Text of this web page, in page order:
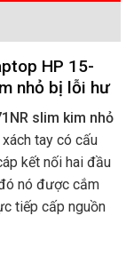
HP 15-
nhỏ bị lỗi hư
slim kim nhỏ
tay có cấu
kết nối hai đầu
nó được cắm
tiếp cấp nguồn